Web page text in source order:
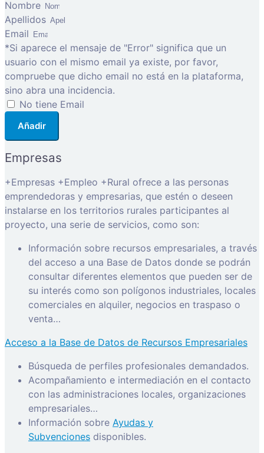
Nombre
Apellidos
Email
*Si aparece el mensaje de "Error" significa que un
usuario con el mismo email ya existe, por favor,
compruebe que dicho email no está en la plataforma,
sino abra una incidencia.
No tiene Email
Añadir
Empresas
+Empresas +Empleo +Rural ofrece a las personas
emprendedoras y empresarias, que estén o deseen
instalarse en los territorios rurales participantes al
proyecto, una serie de servicios, como son:
Información sobre recursos empresariales, a través
del acceso a una Base de Datos donde se podrán
consultar diferentes elementos que pueden ser de
su interés como son polígonos industriales, locales
comerciales en alquiler, negocios en traspaso o
venta…
Acceso a la Base de Datos de Recursos Empresariales
Búsqueda de perfiles profesionales demandados.
Acompañamiento e intermediación en el contacto
con las administraciones locales, organizaciones
empresariales…
Información sobre Ayudas y
Subvenciones disponibles.